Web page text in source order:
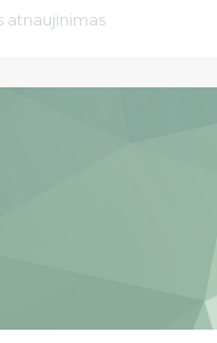
atnaujinimas